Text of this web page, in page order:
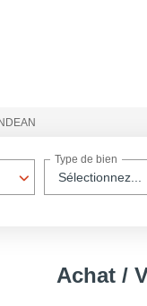
Sélectionnez...
Type de bien
Achat /